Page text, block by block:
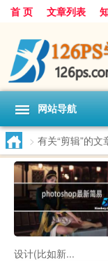
首 页 文章列表
网站导航
> 有关“剪辑”的文
设计(比如新...